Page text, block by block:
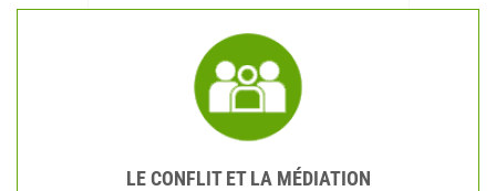
LE CONFLIT ET LA MÉDIATION